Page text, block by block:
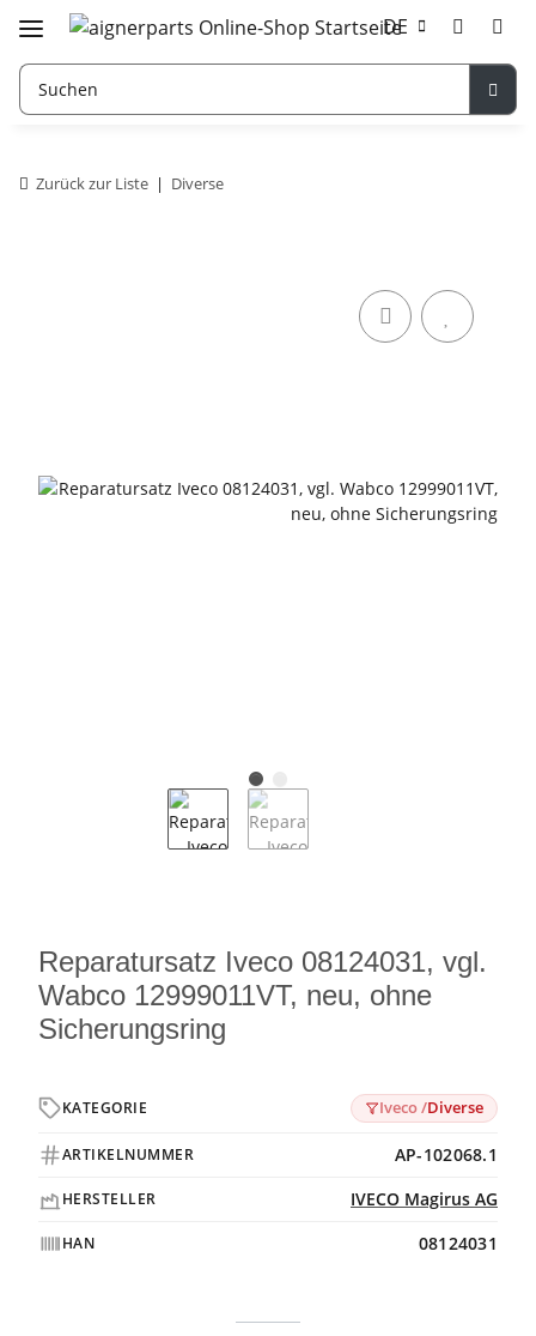
DE
Zurück zur Liste Diverse
Reparatursatz Iveco 08124031, vgl.
Wabco 12999011VT, neu, ohne
Sicherungsring
KATEGORIE Iveco /Diverse
ARTIKELNUMMER AP-102068.1
HERSTELLER IVECO Magirus AG
HAN 08124031